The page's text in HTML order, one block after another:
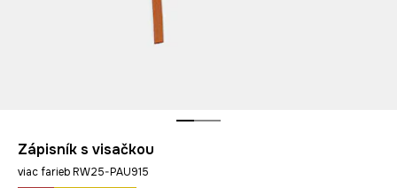
Zápisník s visačkou
viac farieb RW25-PAU915